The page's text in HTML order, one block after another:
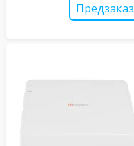
Предзаказ